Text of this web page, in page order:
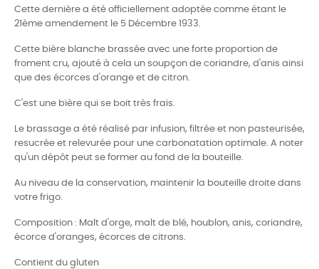
Cette dernière a été officiellement adoptée comme étant le
21ème amendement le 5 Décembre 1933.
Cette bière blanche brassée avec une forte proportion de
froment cru, ajouté à cela un soupçon de coriandre, d'anis ainsi
que des écorces d'orange et de citron.
C'est une bière qui se boit très frais.
Le brassage a été réalisé par infusion, filtrée et non pasteurisée,
resucrée et relevurée pour une carbonatation optimale. A noter
qu'un dépôt peut se former au fond de la bouteille.
Au niveau de la conservation, maintenir la bouteille droite dans
votre frigo.
Composition : Malt d'orge, malt de blé, houblon, anis, coriandre,
écorce d'oranges, écorces de citrons.
Contient du gluten